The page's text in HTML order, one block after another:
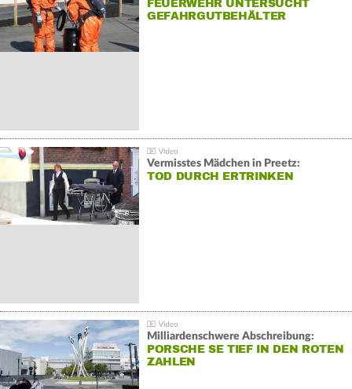
FEUERWEHR UNTERSUCHT
GEFAHRGUTBEHÄLTER
Vermisstes Mädchen in Preetz:
TOD DURCH ERTRINKEN
Milliardenschwere Abschreibung:
PORSCHE SE TIEF IN DEN ROTEN
ZAHLEN